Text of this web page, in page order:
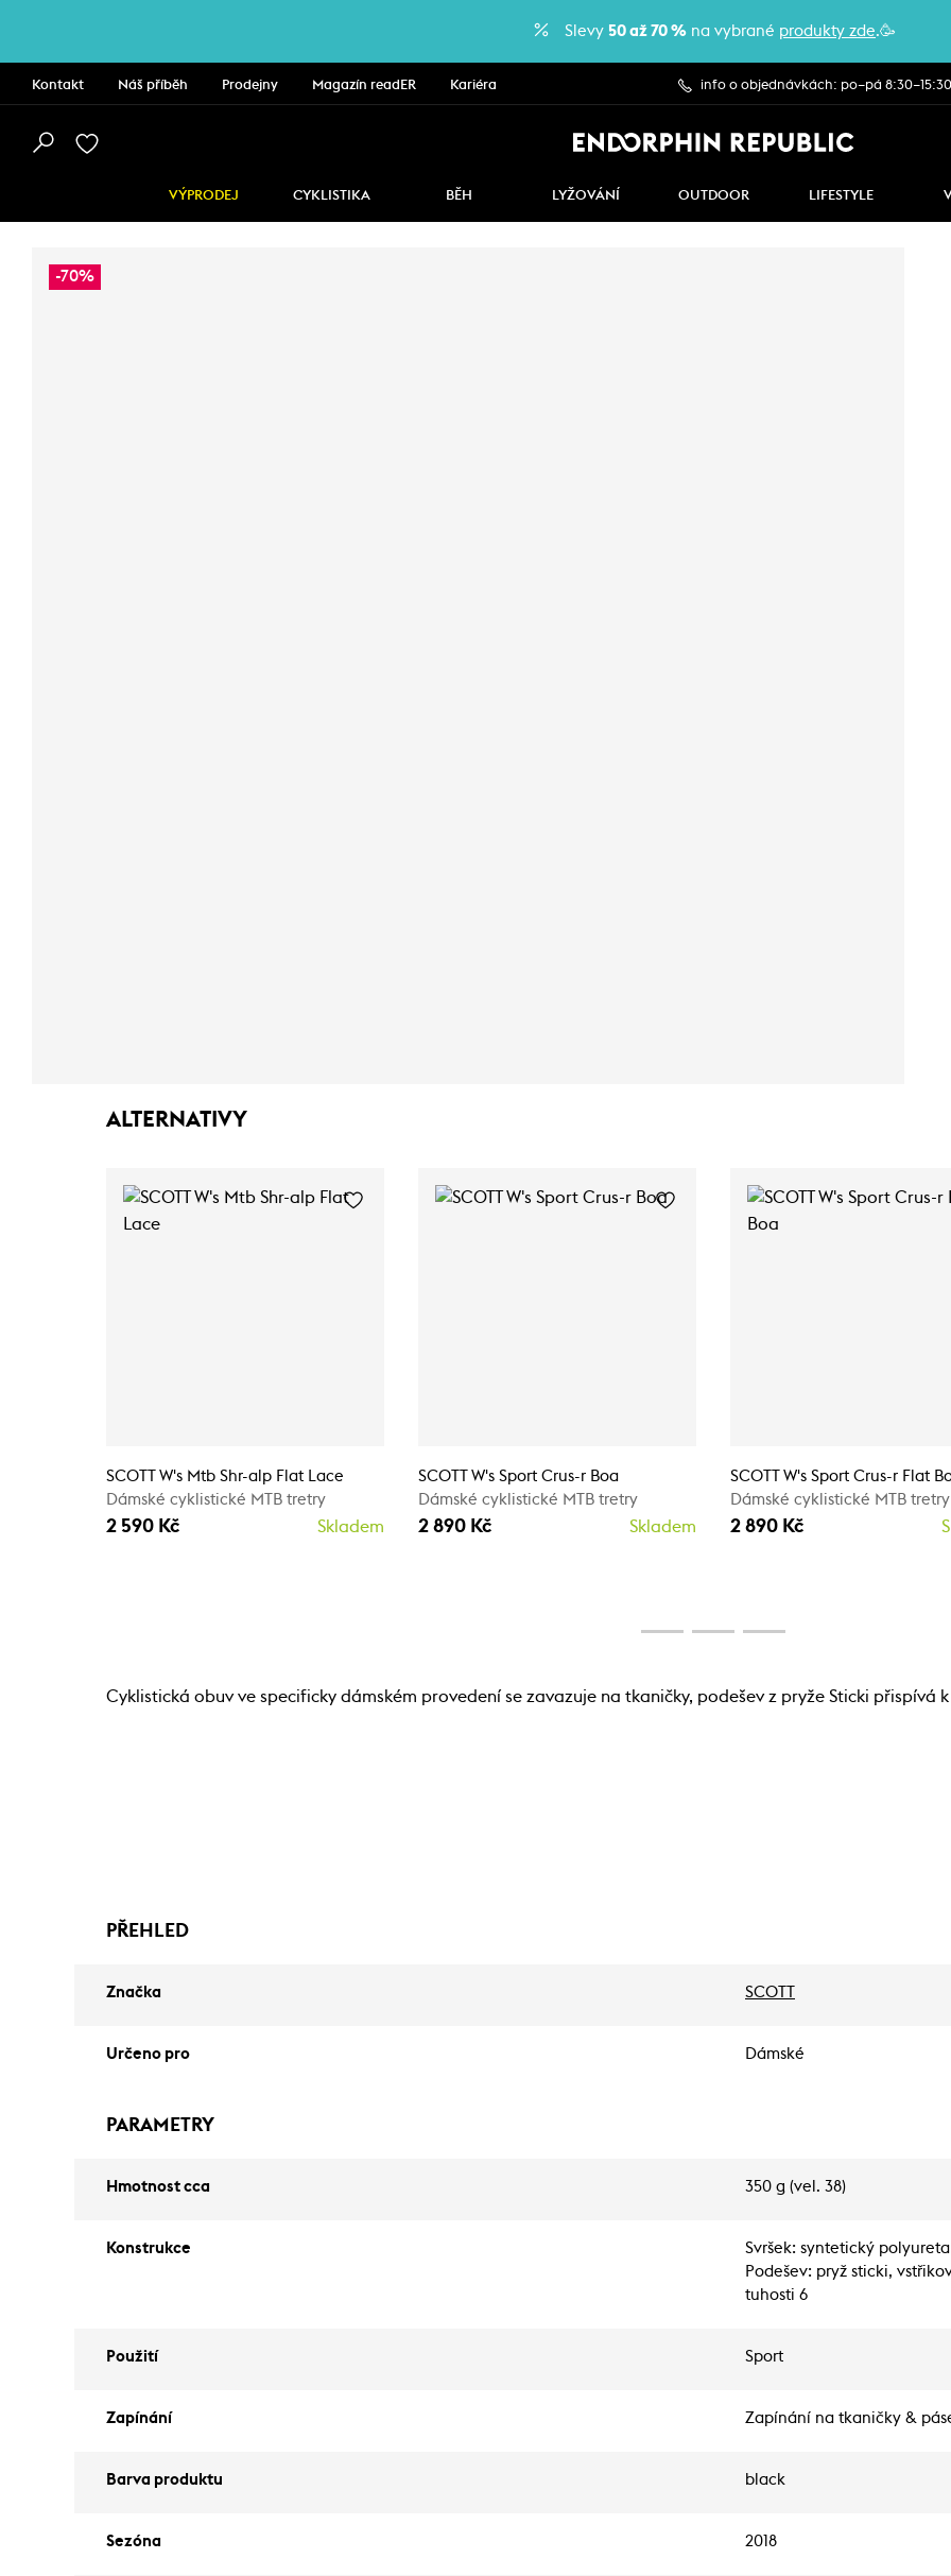
Slevy 50 až 70 % na vybrané produkty zde.🥳
Kontakt Náš příběh Prodejny Magazín readER Kariéra info o objednávkách: po–pá 8:30–15:30
VÝPRODEJ CYKLISTIKA BĚH LYŽOVÁNÍ OUTDOOR LIFESTYLE
-70%
ALTERNATIVY
SCOTT W's Mtb Shr-alp Flat Lace
Dámské cyklistické MTB tretry
2 590 Kč Skladem
SCOTT W's Sport Crus-r Boa
Dámské cyklistické MTB tretry
2 890 Kč Skladem
SCOTT W's Sport Crus-r Flat
Dámské cyklistické MTB tretry
2 890 Kč
Cyklistická obuv ve specificky dámském provedení se zavazuje na tkaničky, podešev z pryže Sticki přispívá
PŘEHLED
Značka SCOTT
Určeno pro Dámské
PARAMETRY
Hmotnost cca 350 g (vel. 38)
Konstrukce
Svršek: syntetický
Podešev: pryž sticki,
tuhosti 6
Použití Sport
Zapínání Zapínání na tkaničky &
Barva produktu black
Sezóna 2018